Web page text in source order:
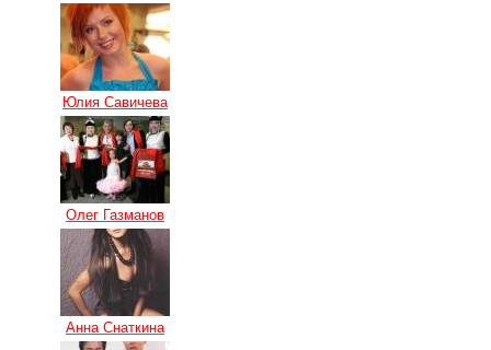
Юлия Савичева
Олег Газманов
Анна Снаткина